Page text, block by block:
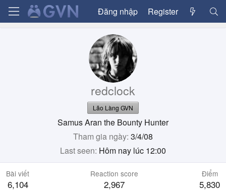
Đăng nhập Register
redclock
Lão Làng GVN
Samus Aran the Bounty Hunter
Tham gia ngày 3/4/08
Last seen Hôm nay lúc 12:00
Bài viết
6,104
Reaction score
2,967
Điểm
5,830